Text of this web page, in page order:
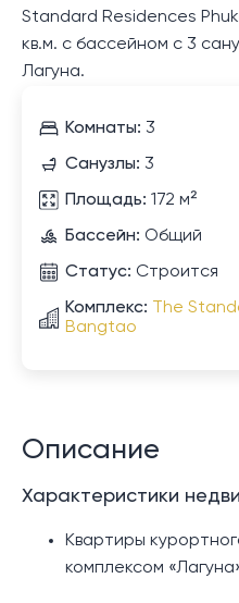
Standard Residences
кв.м. с бассейном с 3
Лагуна.
Комнаты: 3
Санузлы: 3
Площадь: 172 м²
Бассейн: Общий
Статус: Строится
Комплекс:
The
Bangtao
Описание
Характеристики
Квартиры
комплексом